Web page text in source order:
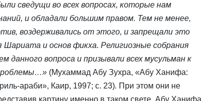
сведущи во всех вопросах, которые нам
и обладали большим правом. Тем не менее,
воздерживались от этого, и запрещали это
и основ фикха. Религиозные собрания
данного вопроса и призывали всех мусульман к
(Мухаммад Абу Зухра, «Абу Ханифа:
араби», Каир, 1997; с. 23). При этом они не